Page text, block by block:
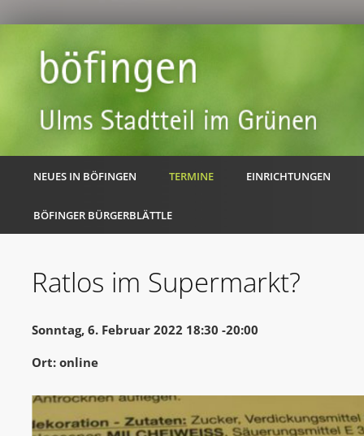
NEUES IN BÖFINGEN TERMINE EINRICHTUNGEN
BÖFINGER BÜRGERBLÄTTLE
Ratlos im Supermarkt?
Sonntag, 6. Februar 2022 18:30 -20:00
Ort: online